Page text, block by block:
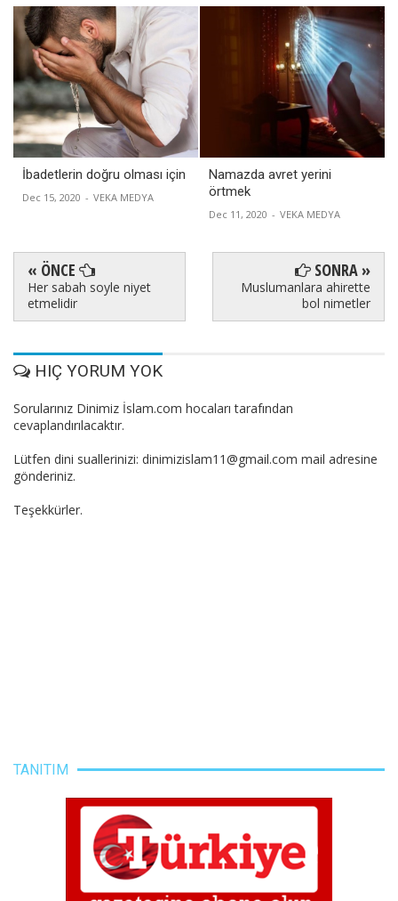
İbadetlerin doğru olması için
Dec 15, 2020 - VEKA MEDYA
Namazda avret yerini
örtmek
Dec 11, 2020 - VEKA MEDYA
« ÖNCE
Her sabah soyle niyet
etmelidir
SONRA »
Muslumanlara ahirette
bol nimetler
HIÇ YORUM YOK
Sorularınız Dinimiz İslam.com hocaları tarafından
cevaplandırılacaktır.
Lütfen dini suallerinizi: dinimizislam11@gmail.com mail adresine
gönderiniz.
Teşekkürler.
TANITIM